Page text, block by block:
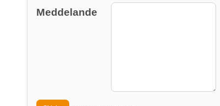
Meddelande